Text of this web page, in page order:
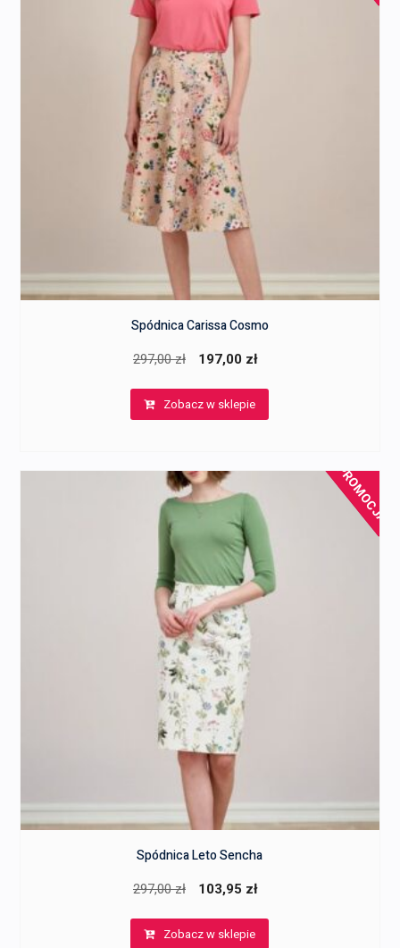
Spódnica Carissa Cosmo
297,00zł
Pierwotna
wynosiła:
197,00 zł
Zobacz w sklepie
PROMOCJA!
Spódnica Leto Sencha
297,00zł
Pierwotna
wynosiła:
103,95 zł
Zobacz w sklepie